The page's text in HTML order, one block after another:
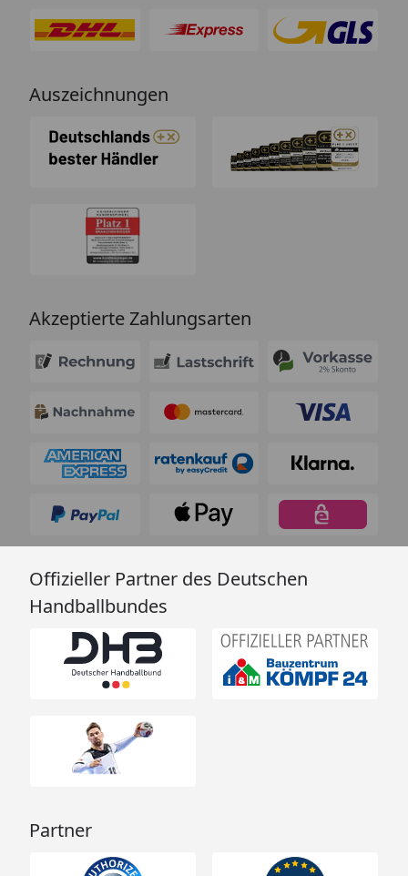
Auszeichnungen
Akzeptierte Zahlungsarten
Offizieller Partner des Deutschen
Handballbundes
Partner